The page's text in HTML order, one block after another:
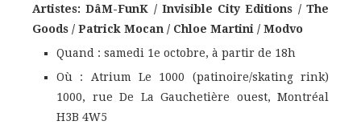
Artistes: DâM-FunK / Invisible City Editions / The
Goods / Patrick Mocan / Chloe Martini / Modvo
Quand : samedi 1e octobre, à partir de 18h
Où : Atrium Le 1000 (patinoire/skating rink)
1000, rue De La Gauchetière ouest, Montréal
H3B 4W5